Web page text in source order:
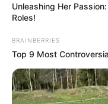
Unleashing Her
Roles!
BRAINBERRIES
Top 9 Most